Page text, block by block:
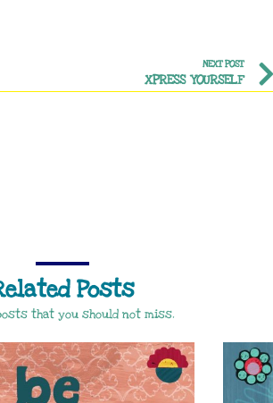
NEXT POST
XPRESS YOURSELF
Posts
that you should not miss.